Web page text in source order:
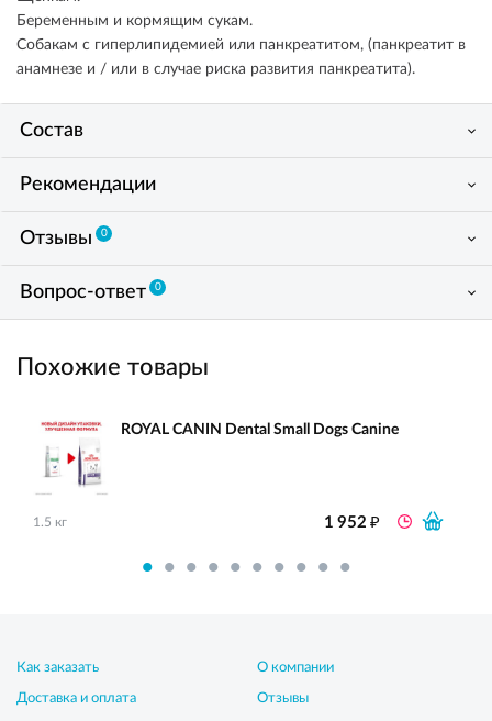
Беременным и кормящим сукам.
Собакам с гиперлипидемией или панкреатитом, (панкреатит в
анамнезе и / или в случае риска развития панкреатита).
Состав
Рекомендации
Отзывы 0
Вопрос-ответ 0
Похожие товары
ROYAL CANIN Dental Small Dogs Canine
1.5 кг 1 952₽
Как заказать
Доставка и оплата
О компании
Отзывы